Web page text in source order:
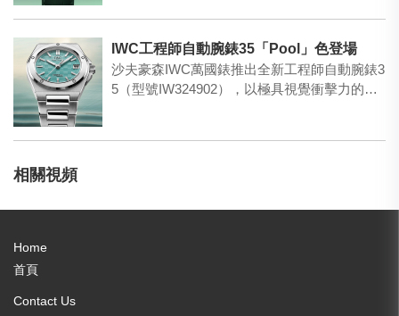
IWC工程師自動腕錶35「Pool」色登場
沙夫豪森IWC萬國錶推出全新工程師自動腕錶3
5（型號IW324902），以極具視覺衝擊力的
相關視頻
Home
首頁
Contact Us